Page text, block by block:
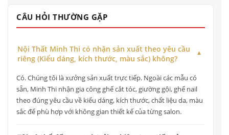
CÂU HỎI THƯỜNG GẶP
Nội Thất Minh Thi có nhận sản xuất theo yêu cầu
riêng (Kiểu dáng, kích thước, màu sắc) không?
Có. Chúng tôi là xưởng sản xuất trực tiếp. Ngoài các mẫu có
sẵn, Minh Thi nhận gia công ghế cắt tóc, giường gội, ghế nail
theo đúng yêu cầu về kiểu dáng, kích thước, chất liệu da, màu
sắc để phù hợp với không gian thiết kế của từng salon.